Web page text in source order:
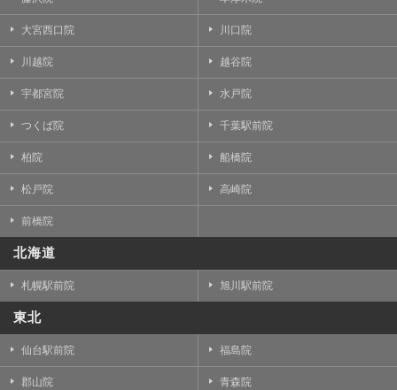
大宮西口院 川口院
川越院 越谷院
宇都宮院 水戸院
つくば院 千葉駅前院
柏院 船橋院
松戸院 高崎院
前橋院
北海道
札幌駅前院 旭川駅前院
東北
仙台駅前院 福島院
郡山院 青森院